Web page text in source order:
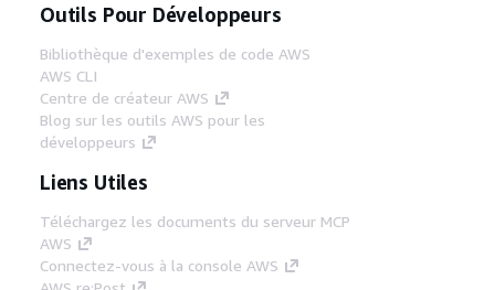
Outils Pour Développeurs
Bibliothèque d'exemples de code AWS
AWS CLI
Centre de créateur AWS
Blog sur les outils AWS pour les
développeurs
Liens Utiles
Téléchargez les documents du serveur MCP
AWS
Connectez-vous à la console AWS